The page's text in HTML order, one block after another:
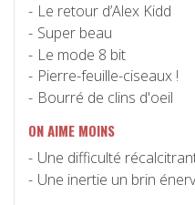
Le retour d’Alex Kidd
Super beau
Le mode 8 bit
Pierre-feuille-ciseaux !
Bourré de clins d'oeil
ON AIME MOINS
Une difficulté
Une inertie un brin